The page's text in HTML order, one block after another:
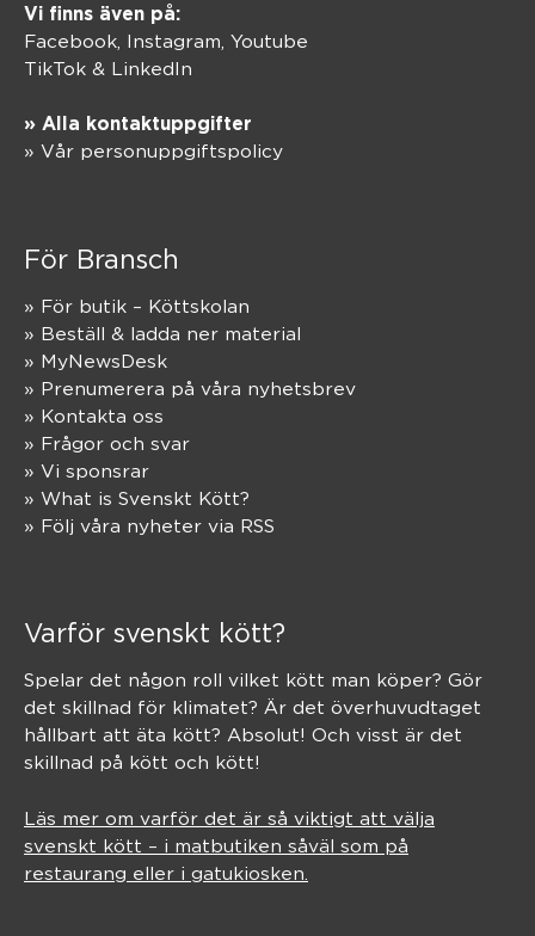
Vi finns även på:
Facebook, Instagram Youtube
TikTok & LinkedIn
» Alla kontaktuppgifter
» Vår personuppgiftspolicy
För Bransch
» För butik – Köttskolan
» Beställ & ladda ner material
» MyNewsDesk
» Prenumerera på våra nyhetsbrev
» Kontakta oss
» Frågor och svar
» Vi sponsrar
» What is Svenskt Kött?
» Följ våra nyheter via RSS
Varför svenskt kött?
Spelar det någon roll vilket kött man köper? Gör
det skillnad för klimatet? Är det överhuvudtaget
hållbart att äta kött? Absolut! Och visst är det
skillnad på kött och kött!
Läs mer om varför det är så viktigt att välja
svenskt kött – i matbutiken såväl som på
restaurang eller i gatukiosken.